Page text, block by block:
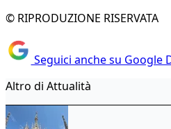
© RIPRODUZIONE RISERVATA
Seguici anche su Google
Altro di Attualità